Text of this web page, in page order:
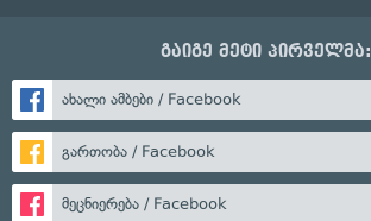
გაიგე მეტი პირველმა:
ახალი ამბები / Facebook
გართობა / Facebook
მეცნიერება / Facebook